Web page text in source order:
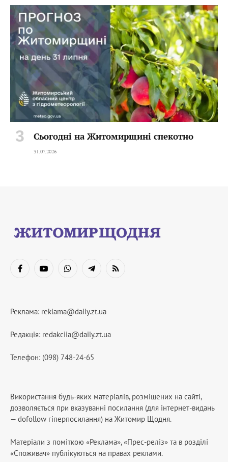
Сьогодні на Житомирщині спекотно
31.07.2026
FacebookYouTubeWhatsAppTelegramRSS
Реклама: reklama@daily.zt.ua
Редакція: redakciia@daily.zt.ua
Телефон: (098) 748-24-65
Використання будь-яких матеріалів, розміщених на сайті,
дозволяється при вказуванні посилання (для інтернет-видань
— dofollow гіперпосилання) на Житомир Щодня.
Матеріали з поміткою «Реклама», «Прес-реліз» та в розділі
«Споживач» публікуються на правах реклами.